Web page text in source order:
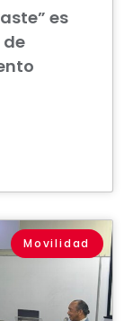
es
de
Movilidad